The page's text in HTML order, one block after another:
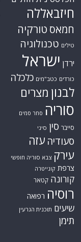
חיזבאללה
חמאס טורקיה
טילים טכנולוגיה
ירדן ישראל
כורדים כטב"מים כלכלה
לבנון מצרים
סוריה סחר סמים
סייבר סין סיני
סעודיה עזה
עירק צבא סוריה חופשי
צרפת קונייטרה
קורונה קטאר
רוסיה רפואה
שיעים תוכנית הגרעין
תימן